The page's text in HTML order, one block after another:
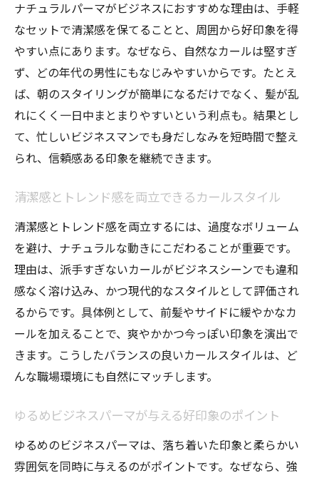
ナチュラルパーマがビジネスにおすすめな理由は、手軽
なセットで清潔感を保てることと、周囲から好印象を得
やすい点にあります。なぜなら、自然なカールは堅すぎ
ず、どの年代の男性にもなじみやすいからです。たとえ
ば、朝のスタイリングが簡単になるだけでなく、髪が乱
れにくく一日中まとまりやすいという利点も。結果とし
て、忙しいビジネスマンでも身だしなみを短時間で整え
られ、信頼感ある印象を継続できます。
清潔感とトレンド感を両立できるカールスタイル
清潔感とトレンド感を両立するには、過度なボリューム
を避け、ナチュラルな動きにこだわることが重要です。
理由は、派手すぎないカールがビジネスシーンでも違和
感なく溶け込み、かつ現代的なスタイルとして評価され
るからです。具体例として、前髪やサイドに緩やかなカ
ールを加えることで、爽やかかつ今っぽい印象を演出で
きます。こうしたバランスの良いカールスタイルは、ど
んな職場環境にも自然にマッチします。
ゆるめビジネスパーマが与える好印象のポイント
ゆるめのビジネスパーマは、落ち着いた印象と柔らかい
雰囲気を同時に与えるのがポイントです。なぜなら、強